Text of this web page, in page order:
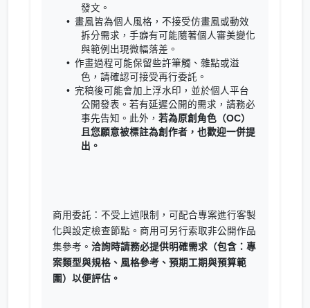
發文。
畫風皆為個人風格，不接受仿畫風或動效
拆分需求，手癖有可能隨著個人審美變化
與範例出現微幅落差。
作畫過程可能保留些許筆觸、雜點或溢
色，請確認可接受再行委託。
完稿後可能會加上浮水印，並於個人平台
公開發表。若有延遲公開的需求，請務必
事先告知。此外， 若為原創角色（OC）
且您願意被標註為創作者，也歡迎一併提
出。
商用委託：不受上述限制，可配合專案進行客製
化與設定檢查節點。商用可另行索取非公開作品
集參考。 洽詢時請務必提供明確需求（包含：專
案類型與規格、風格參考、預期工期與預算範
圍）以便評估。